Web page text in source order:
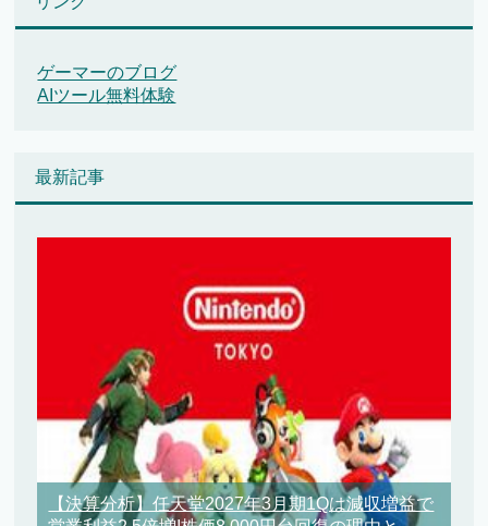
ゲーマーのブログ
AIツール無料体験
最新記事
【決算分析】任天堂2027年3月期1Qは減収増益で